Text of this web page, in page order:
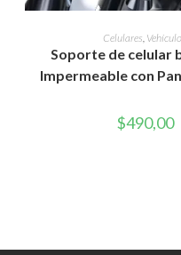
AÑADIR AL
Celulares
Soporte de celular
Impermeable con
$490,00